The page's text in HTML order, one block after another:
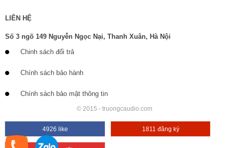
LIÊN HỆ
Số 3 ngõ 149 Nguyễn Ngọc Nại, Thanh Xuân, Hà Nội
Chinh sách đổi trả
Chính sách bảo hành
Chính sách bảo mật thông tin
© 2015 - truongcaudio.com
4926 like 1811 đăng ký